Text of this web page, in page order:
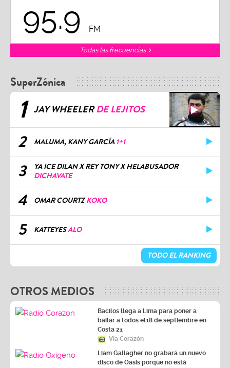
95.9 FM
Todas las frecuencias
SuperZónica
1 JAY WHEELERDE LEJITOS
2 MALUMA, KANY GARCÍA 1+1
3
YA ICE DILAN X REY TONY X HELABUSADOR
DICHAVATE
4 OMAR COURTZKOKO
5 KATTEYESALO
TODO EL RANKING
OTROS MEDIOS
Bacilos llega a Lima para poner a
bailar a todos el18 de septiembre en
Costa 21
Vía Corazón
Liam Gallagher no grabará un nuevo
disco de Oasis porque no está